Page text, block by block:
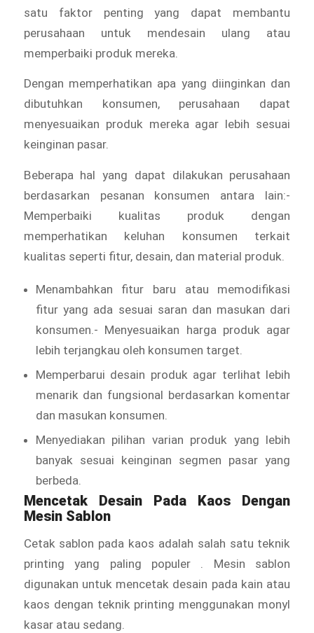
satu faktor penting yang dapat membantu
perusahaan untuk mendesain ulang atau
memperbaiki produk mereka.
Dengan memperhatikan apa yang diinginkan dan
dibutuhkan konsumen, perusahaan dapat
menyesuaikan produk mereka agar lebih sesuai
keinginan pasar.
Beberapa hal yang dapat dilakukan perusahaan
berdasarkan pesanan konsumen antara lain:-
Memperbaiki kualitas produk dengan
memperhatikan keluhan konsumen terkait
kualitas seperti fitur, desain, dan material produk.
Menambahkan fitur baru atau memodifikasi
fitur yang ada sesuai saran dan masukan dari
konsumen.- Menyesuaikan harga produk agar
lebih terjangkau oleh konsumen target.
Memperbarui desain produk agar terlihat lebih
menarik dan fungsional berdasarkan komentar
dan masukan konsumen.
Menyediakan pilihan varian produk yang lebih
banyak sesuai keinginan segmen pasar yang
berbeda.
Mencetak Desain Pada Kaos Dengan
Mesin Sablon
Cetak sablon pada kaos adalah salah satu teknik
printing yang paling populer . Mesin sablon
digunakan untuk mencetak desain pada kain atau
kaos dengan teknik printing menggunakan monyl
kasar atau sedang.